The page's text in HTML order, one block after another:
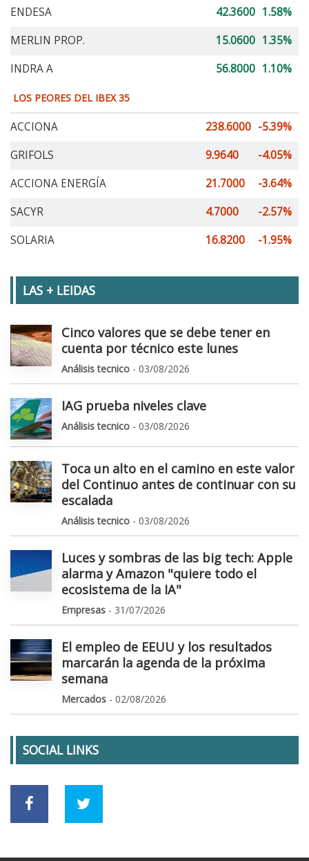
ENDESA
42.3600 1.58%
MERLIN PROP.
15.0600 1.35%
INDRA A
56.8000 1.10%
LOS PEORES DEL IBEX 35
ACCIONA 238.6000 -5.39%
GRIFOLS
9.9640
-4.05%
ACCIONA ENERGÍA
21.7000
-3.64%
SACYR
4.7000
-2.57%
SOLARIA
16.8200 -1.95%
LAS + LEIDAS
Cinco valores que se debe tener en
cuenta por técnico este lunes
Análisis tecnico - 03/08/2026
IAG prueba niveles clave
Análisis tecnico - 03/08/2026
Toca un alto en el camino en este valor
del Continuo antes de continuar con su
escalada
Análisis tecnico - 03/08/2026
Luces y sombras de las big tech: Apple
alarma y Amazon "quiere todo el
ecosistema de la IA"
Empresas - 31/07/2026
El empleo de EEUU y los resultados
marcarán la agenda de la próxima
semana
Mercados - 02/08/2026
SOCIAL LINKS